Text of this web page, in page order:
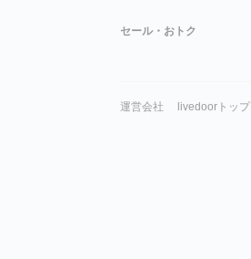
セール・おトク
運営会社 livedoorトップ